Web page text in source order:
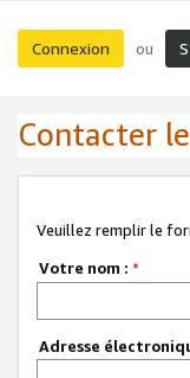
Connexion ou
Contacter
Veuillez remplir le
Votre nom : *
Adresse